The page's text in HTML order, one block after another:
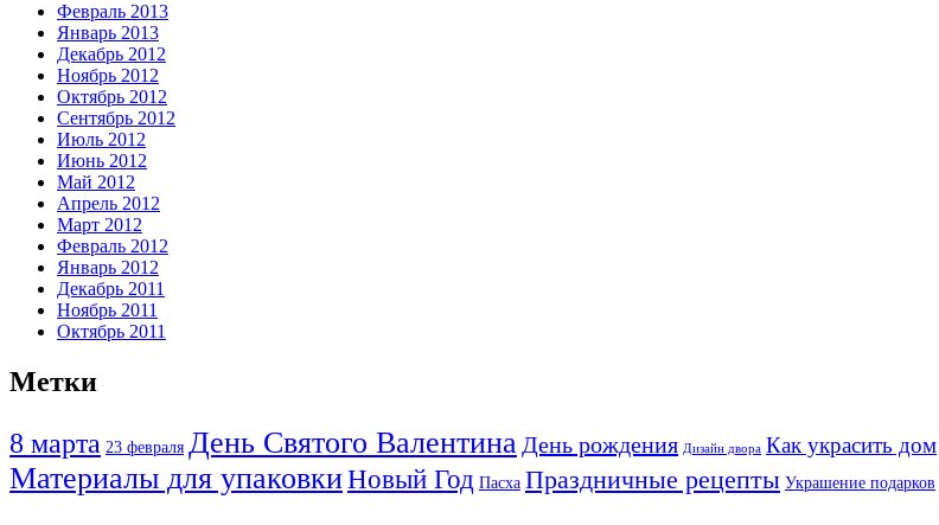
Февраль 2013
Январь 2013
Декабрь 2012
Ноябрь 2012
Октябрь 2012
Сентябрь 2012
Июль 2012
Июнь 2012
Май 2012
Апрель 2012
Март 2012
Февраль 2012
Январь 2012
Декабрь 2011
Ноябрь 2011
Октябрь 2011
Метки
8 марта 23 февраля День Святого Валентина День рождения Дизайн двора Как украсить дом
Материалы для упаковкиНовый Год Пасха Праздничные рецепты Украшение подарков